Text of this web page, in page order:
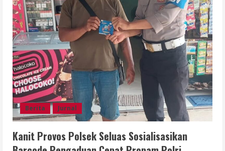
Berita Jurnal
Kanit Provos Polsek Seluas Sosialisasikan